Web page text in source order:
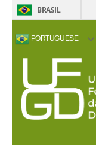
BRASIL
PORTUGUESE
ACESSIBILIDADE